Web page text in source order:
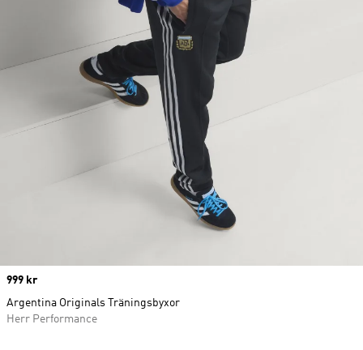
Price
999 kr
Argentina Originals Träningsbyxor
Herr Performance